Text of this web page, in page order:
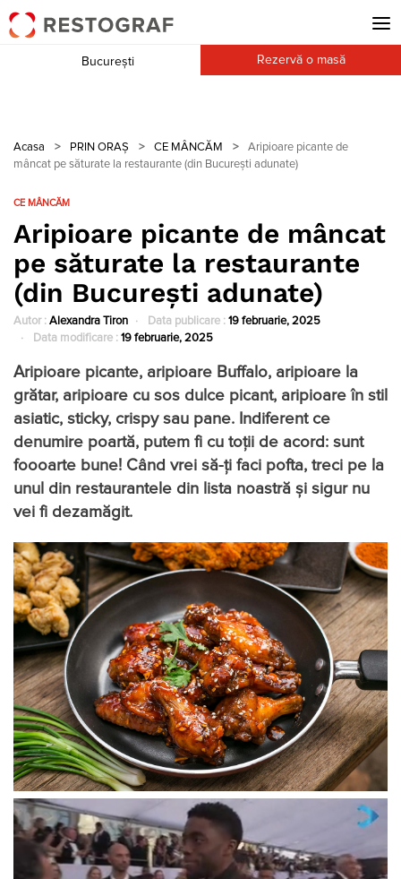
București Rezervă o masă
Acasa > PRIN ORAȘ > CE MÂNCĂM >
Aripioare picante de
mâncat pe săturate la restaurante (din București adunate)
CE MÂNCĂM
Aripioare picante de mâncat
pe săturate la restaurante
(din București adunate)
Autor : Alexandra Tiron Data publicare : 19 februarie, 2025
Data modificare : 19 februarie, 2025
Aripioare picante, aripioare Buffalo, aripioare la
grătar, aripioare cu sos dulce picant, aripioare în stil
asiatic, sticky, crispy sau pane. Indiferent ce
denumire poartă, putem fi cu toții de acord: sunt
foooarte bune! Când vrei să-ți faci pofta, treci pe la
unul din restaurantele din lista noastră și sigur nu
vei fi dezamăgit.